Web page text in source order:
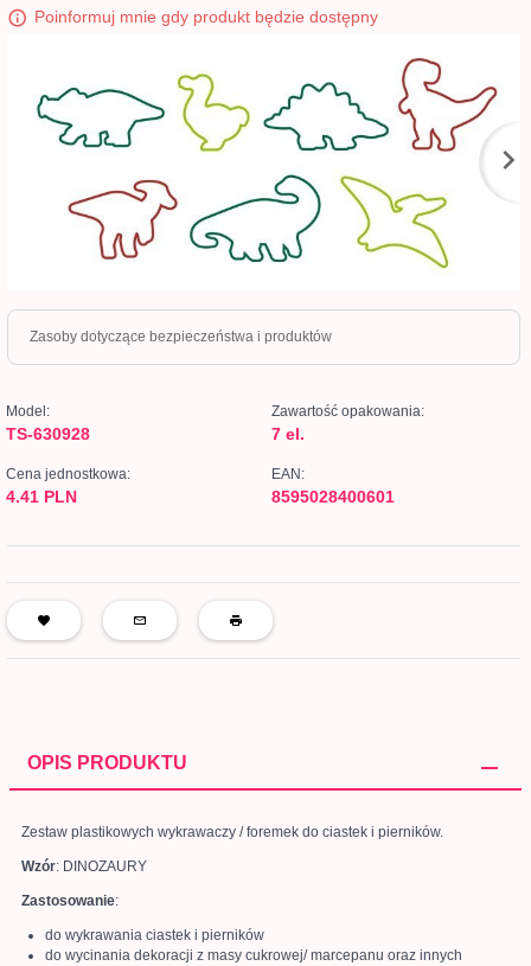
Poinformuj mnie gdy produkt będzie dostępny
Zasoby dotyczące bezpieczeństwa i produktów
Model:
TS-630928
Zawartość opakowania:
7 el.
Cena jednostkowa:
4.41 PLN
EAN:
8595028400601
OPIS PRODUKTU
Zestaw plastikowych wykrawaczy / foremek do ciastek i pierników.
Wzór: DINOZAURY
Zastosowanie:
do wykrawania ciastek i pierników
do wycinania dekoracji z masy cukrowej/ marcepanu oraz innych